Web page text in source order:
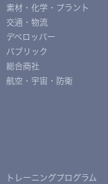
素材・化学・プラント
交通・物流
デベロッパー
パブリック
総合商社
航空・宇宙・防衛
トレーニングプログラム